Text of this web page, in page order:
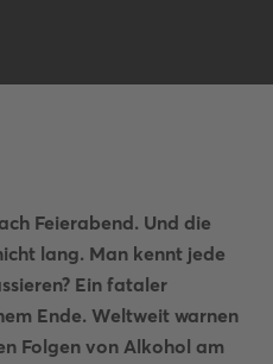
Feierabend. Und die
lang. Man kennt jede
Ein fataler
Ende. Weltweit warnen
Folgen von Alkohol am